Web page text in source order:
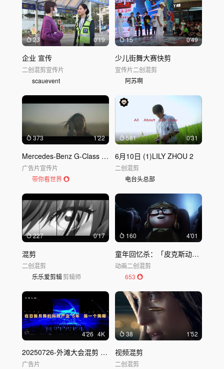
23 0'19
企业 宣传
二创混剪宣传片
scauevent
15 0'49
少儿街舞大赛快剪
宣传片二创混剪
阿苏啊
373 1'22
Mercedes-Benz G-Class 混剪视频｜梅赛德斯-奔驰Merced
广告片宣传片
带你看世界
581 0'31
6月10日 (1)LILY ZHOU 2
二创混剪
电台头总部
227 0'17
混剪
二创混剪
乐乐爱剪辑剪辑师
160 4'01
童年回忆杀：「皮克斯动画」治愈混剪
动画二创混剪
653
4'26 4K
20250726-外滩大会混剪 DIR
广告片
38 1'52
视频混剪
二创混剪